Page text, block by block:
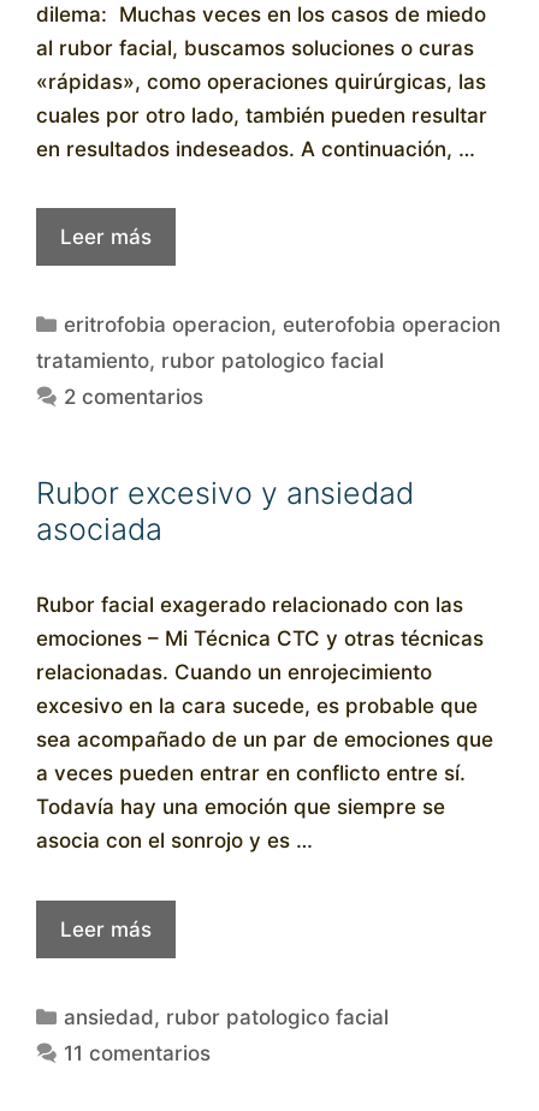
dilema: Muchas veces en los casos de miedo
al rubor facial, buscamos soluciones o curas
«rápidas», como operaciones quirúrgicas, las
cuales por otro lado, también pueden resultar
en resultados indeseados. A continuación, …
Leer más
Categorías
eritrofobia operacion,euterofobia operacion
tratamiento, rubor patologico facial
2 comentarios
Rubor excesivo y ansiedad
asociada
Rubor facial exagerado relacionado con las
emociones – Mi Técnica CTC y otras técnicas
relacionadas. Cuando un enrojecimiento
excesivo en la cara sucede, es probable que
sea acompañado de un par de emociones que
a veces pueden entrar en conflicto entre sí.
Todavía hay una emoción que siempre se
asocia con el sonrojo y es …
Leer más
Categorías
ansiedad, rubor patologico facial
11 comentarios